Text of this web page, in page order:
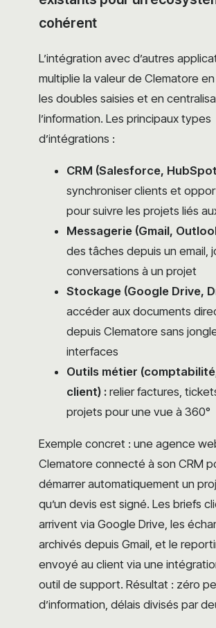
cohérent
L’intégration avec d’autres
multiplie la valeur de Clematore
les doubles saisies et en
l’information. Les principaux types
d’intégrations :
CRM (Salesforce,
synchroniser clients et
pour suivre les projets liés
Messagerie (Gmail,
des tâches depuis un email,
conversations à un projet
Stockage (Google Drive,
accéder aux documents
depuis Clematore sans
interfaces
Outils métier
client) : relier factures,
projets pour une vue à 360°
Exemple concret : une agence
Clematore connecté à son CRM
démarrer automatiquement un
qu’un devis est signé. Les briefs
arrivent via Google Drive, les
archivés depuis Gmail, et le
envoyé au client via une
outil de support. Résultat : zéro
d’information, délais divisés par